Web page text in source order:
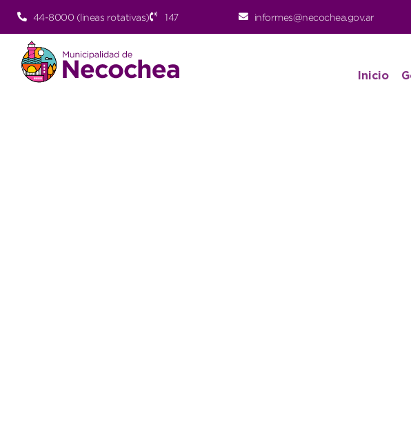
44-8000 (lineas rotativas) 147 informes@necochea.gov.ar
Inicio